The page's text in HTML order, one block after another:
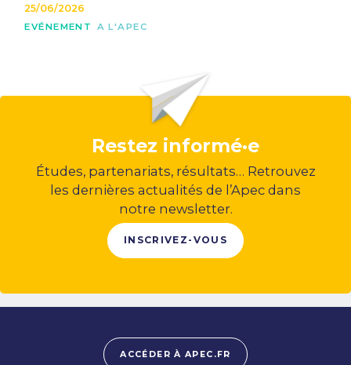
25/06/2026
EVÉNEMENT A L'APEC
Restez informé·e
Études, partenariats, résultats… Retrouvez
les dernières actualités de l’Apec dans
notre newsletter.
INSCRIVEZ-VOUS
ACCÉDER À APEC.FR